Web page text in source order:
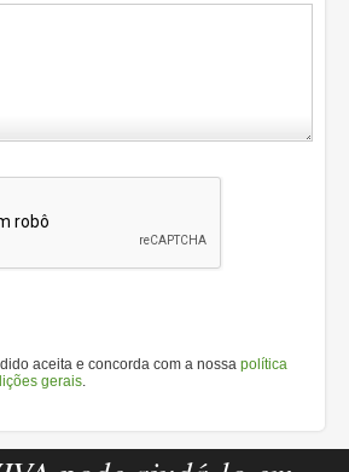
aceita e concorda com a nossa política
gerais